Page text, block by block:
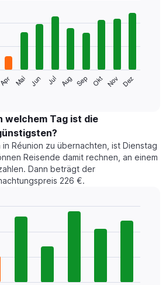
Apr Mai Jun Jul Aug Sep Okt Nov Dez
welchem Tag ist die
Réunion zu übernachten, ist Dienstag
Reisende damit rechnen, an einem
Dann beträgt der
226 €.